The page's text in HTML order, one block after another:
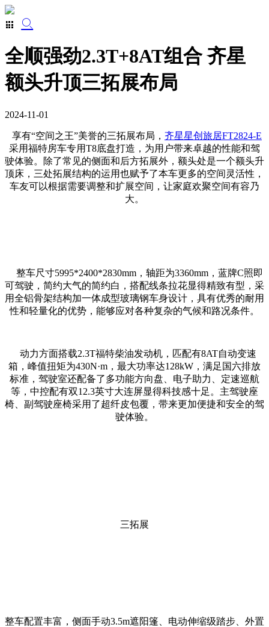
全顺强劲2.3T+8AT组合 齐星
额头升顶三拓展布局
2024-11-01
享有“空间之王”美誉的三拓展布局， 齐星星创旅居FT2824-E
采用福特房车专用T8底盘打造，为用户带来卓越的性能和驾
驶体验。除了常见的侧面和后方拓展外，额头处是一个额头升
顶床，三处拓展结构的运用也赋予了本车更多的空间灵活性，
车友可以根据需要调整和扩展空间，让家庭欢聚空间有容乃
大。
整车尺寸5995*2400*2830mm，轴距为3360mm，蓝牌C照即
可驾驶，简约大气的简约白，搭配线条拉花显得精致有型，采
用全铝骨架结构加一体成型玻璃钢车身设计，具有优秀的耐用
性和轻量化的优势，能够应对各种复杂的气候和路况条件。
动力方面搭载2.3T福特柴油发动机，匹配有8AT自动变速
箱，峰值扭矩为430N·m，最大功率达128kW，满足国六排放
标准，驾驶室还配备了多功能方向盘、电子助力、定速巡航
等，中控配有双12.3英寸大连屏显得科技感十足。主驾驶座
椅、副驾驶座椅采用了超纤皮包覆，带来更加便捷和安全的驾
驶体验。
三拓展
整车配置丰富，侧面手动3.5m遮阳篷、电动伸缩级踏步、外置